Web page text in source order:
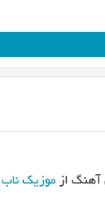
موزیک ناب